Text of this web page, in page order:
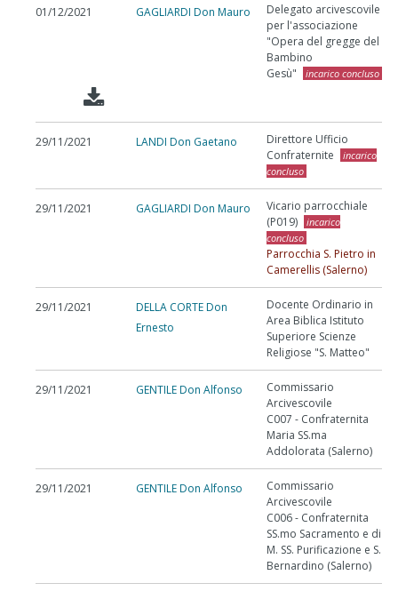
01/12/2021 GAGLIARDI Don Mauro
Delegato arcivescovile
per l'associazione
"Opera del gregge del
Bambino
Gesù"
incarico concluso
29/11/2021 LANDI Don Gaetano
Direttore Ufficio
Confraternite
incarico
concluso
29/11/2021 GAGLIARDI Don Mauro
Vicario parrocchiale
(P019)
incarico
concluso
Parrocchia S. Pietro in
Camerellis (Salerno)
29/11/2021
DELLA CORTE Don
Ernesto
Docente Ordinario in
Area Biblica Istituto
Superiore Scienze
Religiose "S. Matteo"
29/11/2021 GENTILE Don Alfonso
Commissario
Arcivescovile
C007 - Confraternita
Maria SS.ma
Addolorata (Salerno)
29/11/2021 GENTILE Don Alfonso
Commissario
Arcivescovile
C006 - Confraternita
SS.mo Sacramento e di
M. SS. Purificazione e S.
Bernardino (Salerno)